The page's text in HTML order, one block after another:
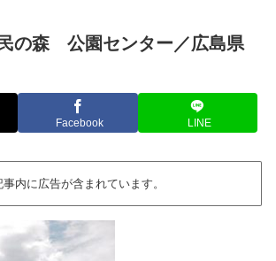
の森 公園センター／広島県
Facebook LINE
事内に広告が含まれています。